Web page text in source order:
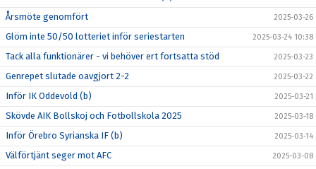
Årsmöte genomfört 2025-03-26
Glöm inte 50/50 lotteriet inför seriestarten 2025-03-24 10:38
Tack alla funktionärer - vi behöver ert fortsatta stöd 2025-03-23
Genrepet slutade oavgjort 2-2 2025-03-22
Inför IK Oddevold (b) 2025-03-21
Skövde AIK Bollskoj och Fotbollskola 2025 2025-03-18
Inför Örebro Syrianska IF (b) 2025-03-14
Välförtjänt seger mot AFC 2025-03-08